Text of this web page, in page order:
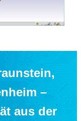
–
aus der